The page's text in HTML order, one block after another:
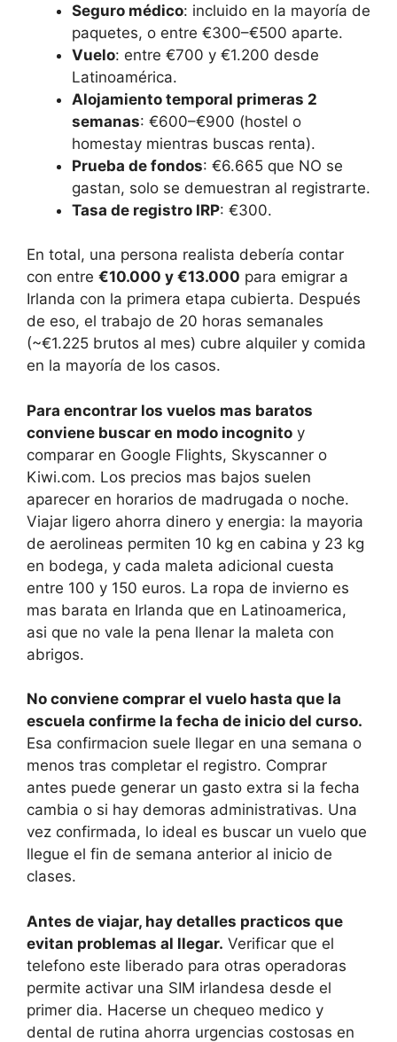
Seguro médico: incluido en la mayoría de
paquetes, o entre €300–€500 aparte.
Vuelo: entre €700 y €1.200 desde
Latinoamérica.
Alojamiento temporal primeras 2
semanas: €600–€900 (hostel o
homestay mientras buscas renta).
Prueba de fondos: €6.665 que NO se
gastan, solo se demuestran al registrarte.
Tasa de registro IRP: €300.
En total, una persona realista debería contar
con entre €10.000 y €13.000 para emigrar a
Irlanda con la primera etapa cubierta. Después
de eso, el trabajo de 20 horas semanales
(~€1.225 brutos al mes) cubre alquiler y comida
en la mayoría de los casos.
Para encontrar los vuelos mas baratos
conviene buscar en modo incognito y
comparar en Google Flights, Skyscanner o
Kiwi.com. Los precios mas bajos suelen
aparecer en horarios de madrugada o noche.
Viajar ligero ahorra dinero y energia: la mayoria
de aerolineas permiten 10 kg en cabina y 23 kg
en bodega, y cada maleta adicional cuesta
entre 100 y 150 euros. La ropa de invierno es
mas barata en Irlanda que en Latinoamerica,
asi que no vale la pena llenar la maleta con
abrigos.
No conviene comprar el vuelo hasta que la
escuela confirme la fecha de inicio del curso.
Esa confirmacion suele llegar en una semana o
menos tras completar el registro. Comprar
antes puede generar un gasto extra si la fecha
cambia o si hay demoras administrativas. Una
vez confirmada, lo ideal es buscar un vuelo que
llegue el fin de semana anterior al inicio de
clases.
Antes de viajar, hay detalles practicos que
evitan problemas al llegar. Verificar que el
telefono este liberado para otras operadoras
permite activar una SIM irlandesa desde el
primer dia. Hacerse un chequeo medico y
dental de rutina ahorra urgencias costosas en